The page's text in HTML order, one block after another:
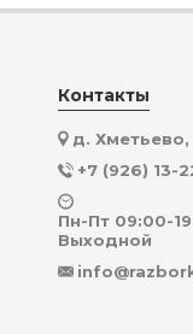
Контакты
д. Хметьево,
+7 (926) 13-
Пн-Пт 09:00-
Выходной